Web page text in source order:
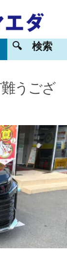
うござ